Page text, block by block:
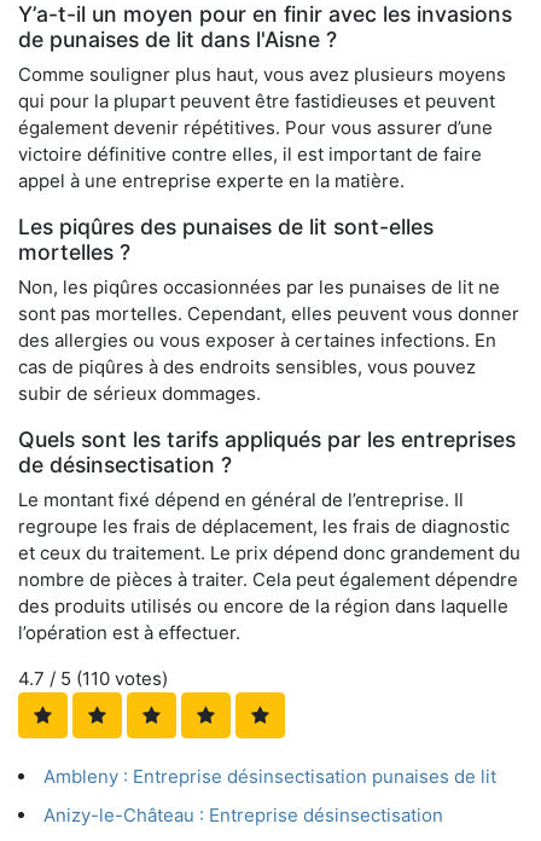
Y’a-t-il un moyen pour en finir avec les invasions
de punaises de lit dans l'Aisne ?
Comme souligner plus haut, vous avez plusieurs moyens
qui pour la plupart peuvent être fastidieuses et peuvent
également devenir répétitives. Pour vous assurer d’une
victoire définitive contre elles, il est important de faire
appel à une entreprise experte en la matière.
Les piqûres des punaises de lit sont-elles
mortelles ?
Non, les piqûres occasionnées par les punaises de lit ne
sont pas mortelles. Cependant, elles peuvent vous donner
des allergies ou vous exposer à certaines infections. En
cas de piqûres à des endroits sensibles, vous pouvez
subir de sérieux dommages.
Quels sont les tarifs appliqués par les entreprises
de désinsectisation ?
Le montant fixé dépend en général de l’entreprise. Il
regroupe les frais de déplacement, les frais de diagnostic
et ceux du traitement. Le prix dépend donc grandement du
nombre de pièces à traiter. Cela peut également dépendre
des produits utilisés ou encore de la région dans laquelle
l’opération est à effectuer.
4.7 / 5 (110 votes)
Ambleny : Entreprise désinsectisation punaises de lit
Anizy-le-Château : Entreprise désinsectisation